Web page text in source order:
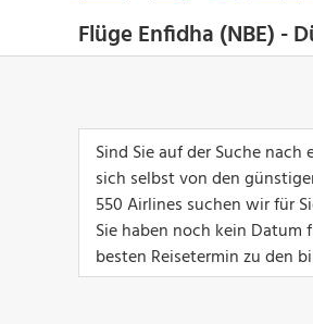
Flüge Enfidha (NBE) -
Sind Sie auf der Suche
sich selbst von den
550 Airlines suchen wir für
Sie haben noch kein Datum
besten Reisetermin zu den